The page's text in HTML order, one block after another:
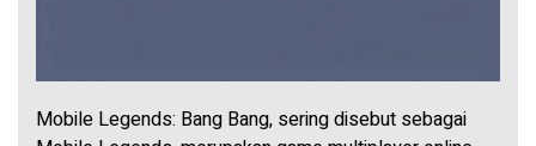
Mobile Legends: Bang Bang, sering disebut sebagai